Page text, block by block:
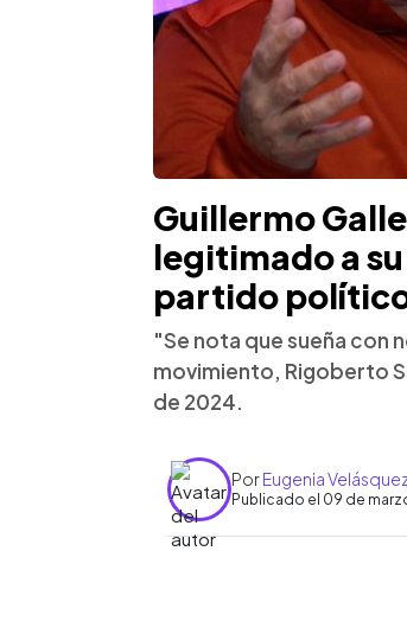
Guillermo
legitimado a
partido
"Se nota que sueña con
movimiento, Rigoberto
de 2024.
PorEugenia
Publicado el 09 de